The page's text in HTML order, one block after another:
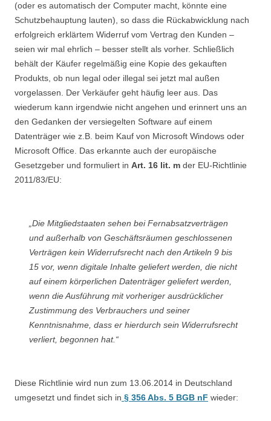
(oder es automatisch der Computer macht, könnte eine
Schutzbehauptung lauten), so dass die Rückabwicklung nach
erfolgreich erklärtem Widerruf vom Vertrag den Kunden –
seien wir mal ehrlich – besser stellt als vorher. Schließlich
behält der Käufer regelmäßig eine Kopie des gekauften
Produkts, ob nun legal oder illegal sei jetzt mal außen
vorgelassen. Der Verkäufer geht häufig leer aus. Das
wiederum kann irgendwie nicht angehen und erinnert uns an
den Gedanken der versiegelten Software auf einem
Datenträger wie z.B. beim Kauf von Microsoft Windows oder
Microsoft Office. Das erkannte auch der europäische
Gesetzgeber und formuliert in Art. 16 lit. m der EU-Richtlinie
2011/83/EU:
„Die Mitgliedstaaten sehen bei Fernabsatzverträgen
und außerhalb von Geschäftsräumen geschlossenen
Verträgen kein Widerrufsrecht nach den Artikeln 9 bis
15 vor, wenn digitale Inhalte geliefert werden, die nicht
auf einem körperlichen Datenträger geliefert werden,
wenn die Ausführung mit vorheriger ausdrücklicher
Zustimmung des Verbrauchers und seiner
Kenntnisnahme, dass er hierdurch sein Widerrufsrecht
verliert, begonnen hat.“
Diese Richtlinie wird nun zum 13.06.2014 in Deutschland
umgesetzt und findet sich in § 356 Abs. 5 BGB nF wieder: